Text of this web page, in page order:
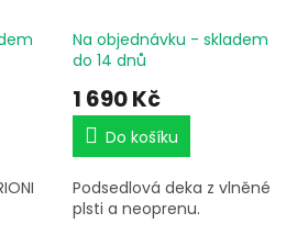
Na objednávku - skladem
do 14 dnů
1 690 Kč
Do košíku
Podsedlová deka z vlněné
plsti a neoprenu.